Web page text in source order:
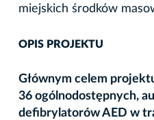
miejskich środków
OPIS PROJEKTU
Głównym celem
36 ogólnodostępnych,
defibrylatorów AED w